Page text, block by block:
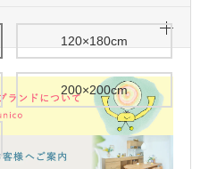
120×180cm
200×200cm